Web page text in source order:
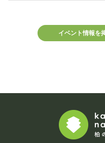
イベント情報を